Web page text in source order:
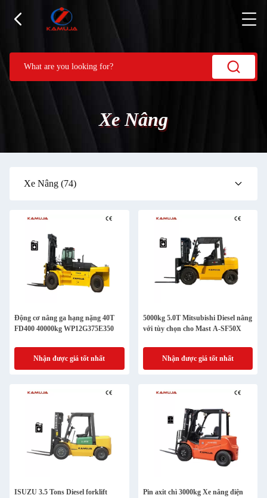
Xe Nâng
Xe Nâng (74)
Động cơ nâng ga hạng nặng 40T
FD400 40000kg WP12G375E350
Nhận được giá tốt nhất
5000kg 5.0T Mitsubishi Diesel nâng
với tùy chọn cho Mast A-SF50X
Nhận được giá tốt nhất
ISUZU 3.5 Tons Diesel forklift
Pin axit chì 3000kg Xe nâng điện